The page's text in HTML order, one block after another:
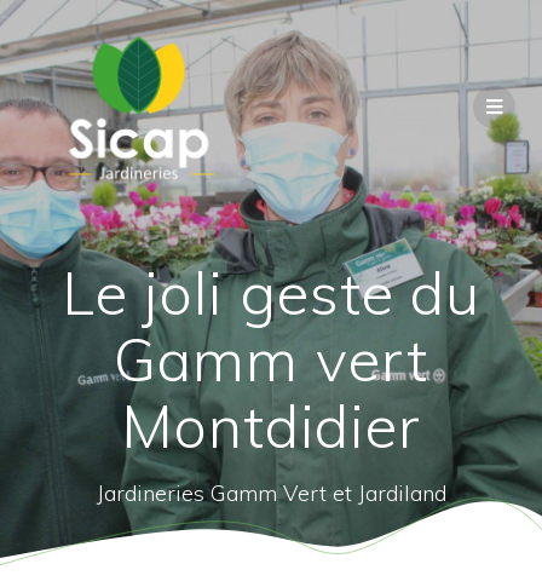
Le joli geste du
Gamm vert
Montdidier
Jardineries Gamm Vert et Jardiland